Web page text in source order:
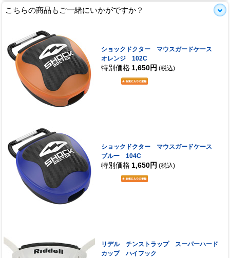
こちらの商品もご一緒にいかがですか？
ショックドクター マウスガードケース
オレンジ 102C
特別価格 1,650円 (税込)
ショックドクター マウスガードケース
ブルー 104C
特別価格 1,650円 (税込)
リデル チンストラップ スーパーハード
カップ ハイフック